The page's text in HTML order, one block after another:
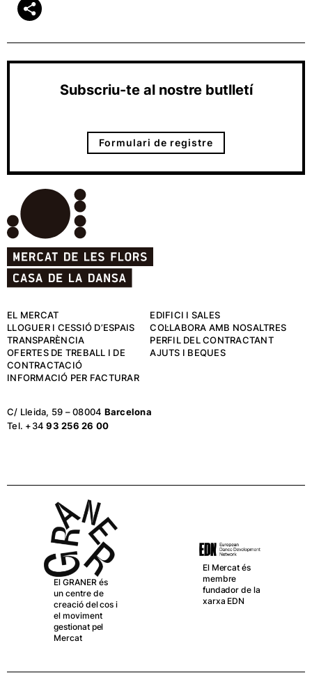
Subscriu-te al nostre butlletí
Formulari de registre
EL MERCAT
EDIFICI I SALES
LLOGUER I CESSIÓ D’ESPAIS
COL·LABORA AMB NOSALTRES
TRANSPARÈNCIA
PERFIL DEL CONTRACTANT
OFERTES DE TREBALL I DE
CONTRACTACIÓ
AJUTS I BEQUES
INFORMACIÓ PER FACTURAR
C/ Lleida, 59 – 08004 Barcelona
Tel. +3493 256 26 00
El GRANER és
un centre de
creació del cos i
el moviment
gestionat pel
Mercat
El Mercat és
membre
fundador de la
xarxa EDN